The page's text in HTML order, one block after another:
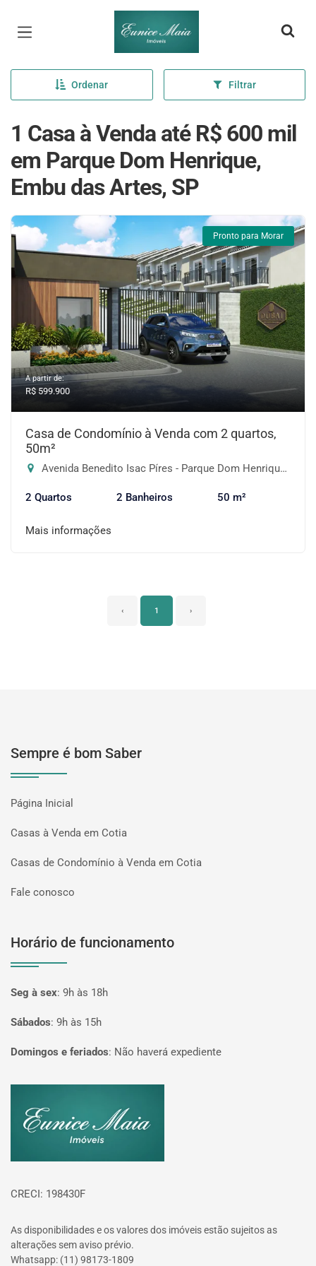
Página inicial
Ordenar Filtrar
1 Casa à Venda até R$ 600 mil
em Parque Dom Henrique,
Embu das Artes, SP
Pronto para Morar
A partir de:
R$ 599.900
Casa de Condomínio à Venda com 2 quartos,
50m²
Avenida Benedito Isac Píres - Parque Dom Henrique, Embu das Artes-SP
2 Quartos 2 Banheiros 50 m²
Mais informações
‹ 1 ›
Sempre é bom Saber
Página Inicial
Casas à Venda em Cotia
Casas de Condomínio à Venda em Cotia
Fale conosco
Horário de funcionamento
Seg à sex: 9h às 18h
Sábados: 9h às 15h
Domingos e feriados: Não haverá expediente
CRECI: 198430F
As disponibilidades e os valores dos imóveis estão sujeitos as
alterações sem aviso prévio.
Whatsapp: (11) 98173-1809